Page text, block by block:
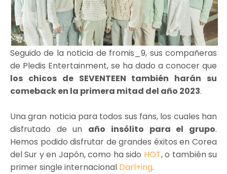
Seguido de la noticia de fromis_9, sus compañeras
de Pledis Entertainment, se ha dado a conocer que
los chicos de SEVENTEEN también harán su
comeback en la primera mitad del año 2023.
Una gran noticia para todos sus fans, los cuales han
disfrutado de un año insólito para el grupo.
Hemos podido disfrutar de grandes éxitos en Corea
del Sur y en Japón, como ha sido HOT, o también su
primer single internacional Darl+ing.